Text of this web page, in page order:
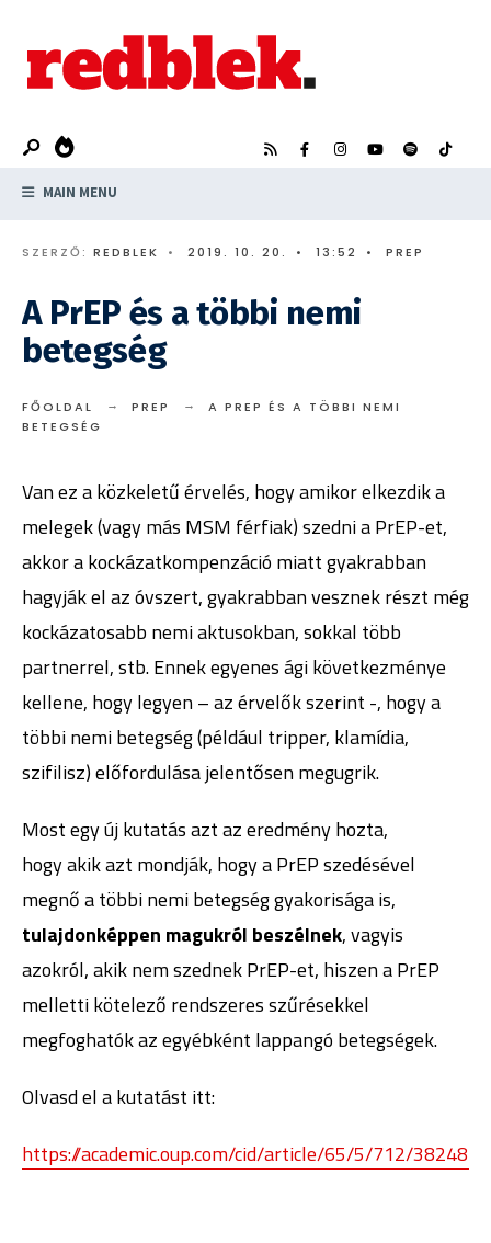
content
MAIN MENU
SZERZŐ: REDBLEK • 2019. 10. 20. • 13:52 • PREP
A PrEP és a többi nemi
betegség
FŐOLDAL PREP
A PREP ÉS A TÖBBI NEMI
BETEGSÉG
Van ez a közkeletű érvelés, hogy amikor elkezdik a
melegek (vagy más MSM férfiak) szedni a PrEP-et,
akkor a kockázatkompenzáció miatt gyakrabban
hagyják el az óvszert, gyakrabban vesznek részt még
kockázatosabb nemi aktusokban, sokkal több
partnerrel, stb. Ennek egyenes ági következménye
kellene, hogy legyen – az érvelők szerint -, hogy a
többi nemi betegség (például tripper, klamídia,
szifilisz) előfordulása jelentősen megugrik.
Most egy új kutatás azt az eredmény hozta,
hogy akik azt mondják, hogy a PrEP szedésével
megnő a többi nemi betegség gyakorisága is,
tulajdonképpen magukról beszélnek, vagyis
azokról, akik nem szednek PrEP-et, hiszen a PrEP
melletti kötelező rendszeres szűrésekkel
megfoghatók az egyébként lappangó betegségek.
Olvasd el a kutatást itt:
https://academic.oup.com/cid/article/65/5/712/3824878